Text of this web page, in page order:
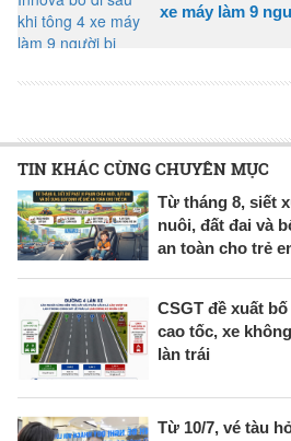
xe máy làm 9
TIN KHÁC CÙNG CHUYÊN MỤC
Từ tháng 8, siết
nuôi, đất đai và
an toàn cho trẻ
CSGT đề xuất
cao tốc, xe
làn trái
Từ 10/7, vé tàu